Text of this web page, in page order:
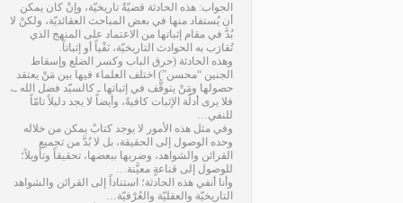
الجواب: هذه الحادثة قضيّةٌ تاريخيّة، وإنْ كان يمكن
أن يُستفاد منها في بعض المباحث العقائديّة، ولكنْ لا
بُدَّ في مقام إثباتها من الاعتماد على المنهج الذي
تُقارَب به الحوادث التاريخيّة، نَفْياً أو إثباتاً.
وهذه الحادثة (حرق الباب وكسر الضلع وإسقاط
الجنين “محسن”) اختلف العلماء فيها بين مَنْ يعتقد
حصولها ومَنْ يتوقَّف في إثباتها ـ كالسيّد فضل الله ـ،
فلا يرى أدلّة الإثبات كافيةً، وأيضاً لا يجد دليلاً تامّاً
للنفي…
وفي مثل هذه الأمور لا يوجد كتابٌ يمكن من خلاله
وحده الوصول إلى الحقيقة، بل لا بُدَّ من تجميع
القرائن والشواهد، وضربها ببعضها، تحقيقاً وتأويلاً؛
للوصول إلى قناعةٍ معيَّنة…
وأنا أنفي هذه الحادثة؛ استناداً إلى القرائن والشواهد
التاريخيّة والعقليّة والعُرْفيّة…